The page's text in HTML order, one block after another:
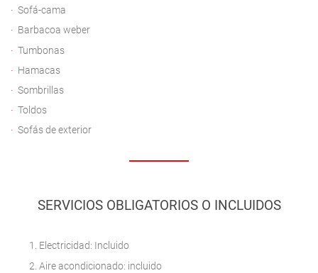
Sofá-cama
Barbacoa weber
Tumbonas
Hamacas
Sombrillas
Toldos
Sofás de exterior
SERVICIOS OBLIGATORIOS O INCLUIDOS
Electricidad: Incluido
Aire acondicionado: incluido